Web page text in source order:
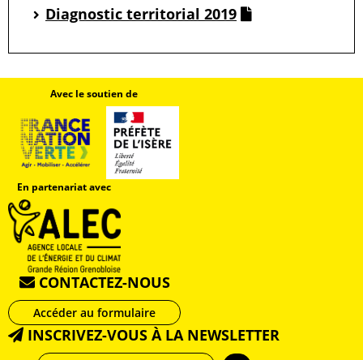
Diagnostic territorial 2019
Avec le soutien de
En partenariat avec
CONTACTEZ-NOUS
Accéder au formulaire
INSCRIVEZ-VOUS À LA NEWSLETTER